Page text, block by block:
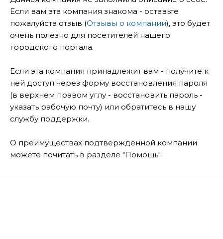
Если вам эта компания знакома - оставьте
пожалуйста отзыв (Отзывы о компании), это будет
очень полезно для посетителей нашего
городского портала.
Если эта компания принадлежит вам - получите к
ней доступ через форму восстановления пароля
(в верхнем правом углу - восстановить пароль -
указать рабочую почту) или обратитесь в нашу
службу поддержки.
О преимуществах подтвержденной компании
можете почитать в разделе "Помощь".